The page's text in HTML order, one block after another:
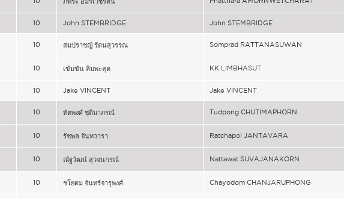
10 John STEMBRIDGE John STEMBRIDGE
10 สมปราชญ์ รัตนสุวรรณ Somprad RATTANASUWAN
10 เข้มข้น ลิมพะสุต KK LIMBHASUT
10 Jake VINCENT Jake VINCENT
10 ทัตพงศ์ ชุติมาภรณ์ Tudpong CHUTIMAPHORN
10 รัชพล จันทวารา Ratchapol JANTAVARA
10 ณัฐวัฒน์ สุวจนกรณ์ Nattawat SUVAJANAKORN
10 ชโยดม จันทร์จารุพงศ์ Chayodom CHANJARUPHONG